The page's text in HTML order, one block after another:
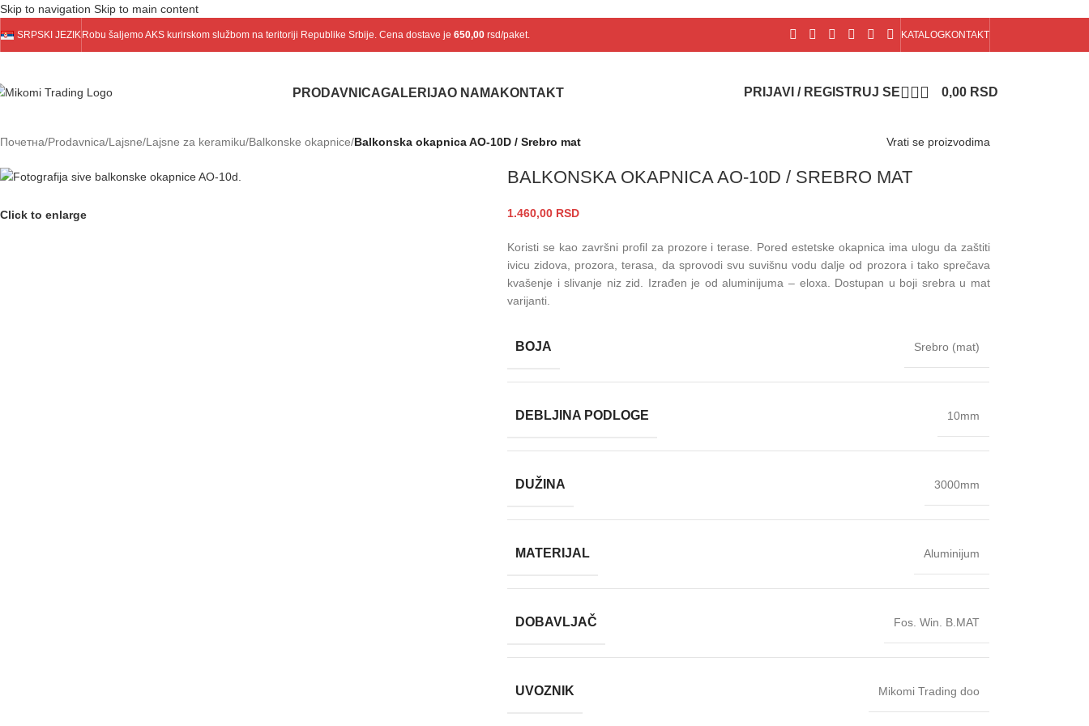
Skip to navigation Skip to main content
SRPSKI JEZIK Robu šaljemoAKSkurirskom službom na teritoriji Republike Srbije. Cena dostave je 650,00rsd/paket. KATALOGKONTAKT
PRODAVNICAGALERIJAO NAMA KONTAKT PRIJAVI / REGISTRUJ SE 0,00 RSD
Почетна/Prodavnica/Lajsne/Lajsne za keramiku/Balkonske okapnice/Balkonska okapnica AO-10D / Srebro mat Vrati se proizvodima
Click to enlarge
BALKONSKA OKAPNICA AO-10D / SREBRO MAT
1.460,00 RSD
Koristi se kao završni profil za prozore i terase. Pored estetske okapnica ima ulogu da zaštiti
ivicu zidova, prozora, terasa, da sprovodi svu suvišnu vodu dalje od prozora i tako sprečava
kvašenje i slivanje niz zid. Izrađen je od aluminijuma – eloxa. Dostupan u boji srebra u mat
varijanti.
BOJA Srebro (mat)
DEBLJINA PODLOGE 10mm
DUŽINA 3000mm
MATERIJAL Aluminijum
DOBAVLJAČ Fos. Win. B.MAT
UVOZNIK Mikomi Trading doo